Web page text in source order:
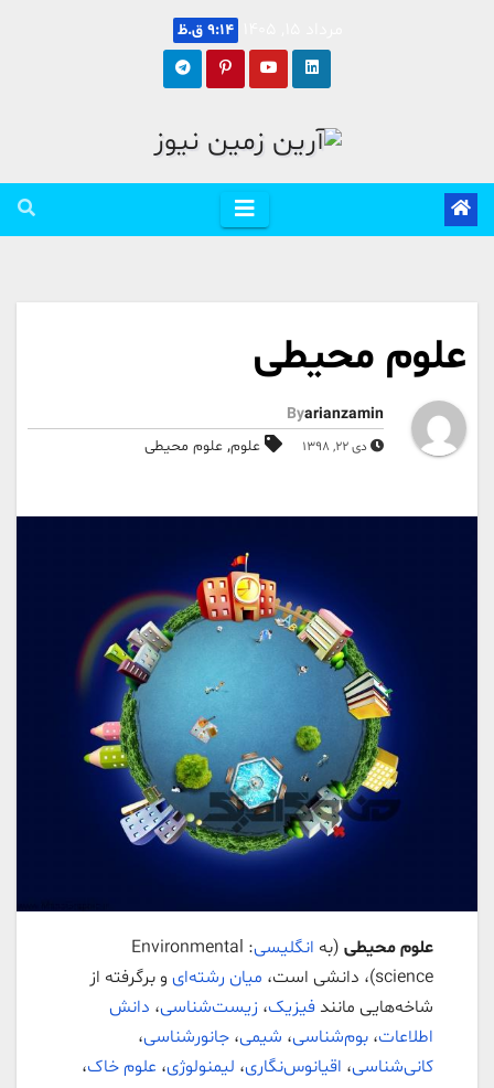
9:14 ق.ظ
علوم محیطی
Byarianzamin
دی 22, 1398 علوم, علوم محیطی
علوم محیطی (به انگلیسی : Environmental
science)، دانشی است،
میان رشته‌ای و برگرفته از
شاخه‌هایی مانند فیزیک، زیست‌شناسی، دانش
اطلاعات، بوم‌شناسی، شیمی، جانورشناسی،
کانی‌شناسی، اقیانوس‌نگاری، لیمنولوژی، علوم خاک،